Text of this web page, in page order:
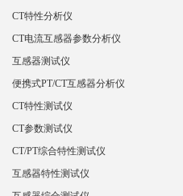
CT特性分析仪
CT电流互感器参数分析仪
互感器测试仪
便携式PT/CT互感器分析仪
CT特性测试仪
CT参数测试仪
CT/PT综合特性测试仪
互感器特性测试仪